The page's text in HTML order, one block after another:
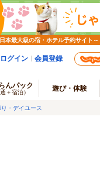
最大級の宿・ホテル予約サイト～
ログイン 会員登録
んパック
通＋宿泊） 遊び・体験
り・デイユース